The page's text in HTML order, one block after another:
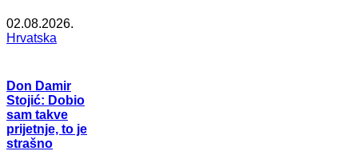
02.08.2026.
Hrvatska
Don Damir
Stojić: Dobio
sam takve
prijetnje, to je
strašno